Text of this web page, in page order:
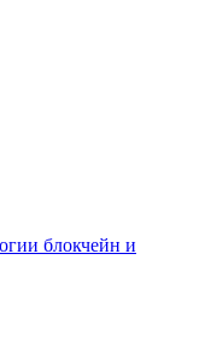
блокчейн и